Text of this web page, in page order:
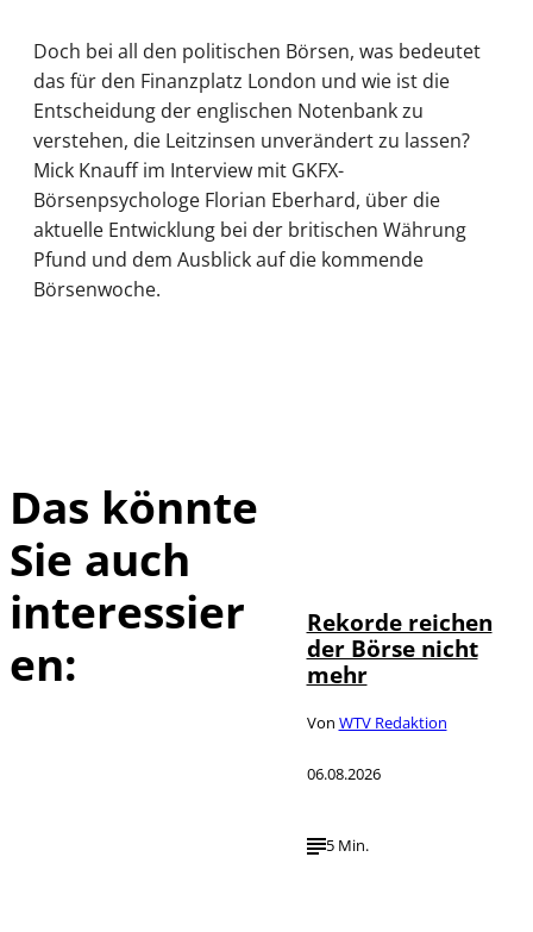
Doch bei all den politischen Börsen, was bedeutet
das für den Finanzplatz London und wie ist die
Entscheidung der englischen Notenbank zu
verstehen, die Leitzinsen unverändert zu lassen?
Mick Knauff im Interview mit GKFX-
Börsenpsychologe Florian Eberhard, über die
aktuelle Entwicklung bei der britischen Währung
Pfund und dem Ausblick auf die kommende
Börsenwoche.
Das könnte
Sie auch
interessier
en:
Rekorde reichen
der Börse nicht
mehr
Von WTV Redaktion
06.08.2026
5 Min.